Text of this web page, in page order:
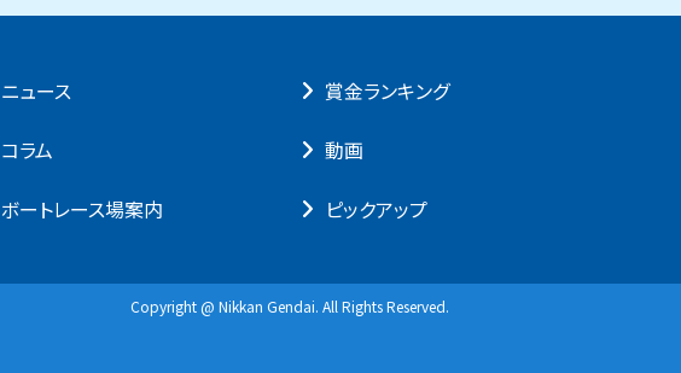
ニュース
コラム
ボートレース場案内
賞⾦ランキング
動画
ピックアップ
Copyright @ Nikkan Gendai. All Rights Reserved.